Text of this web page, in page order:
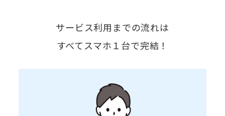
サービス利用までの流れは
すべてスマホ１台で完結！